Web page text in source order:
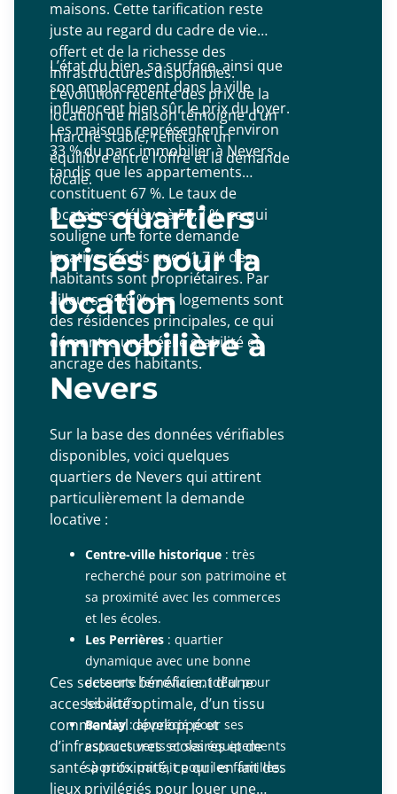
maisons. Cette tarification reste
juste au regard du cadre de vie
offert et de la richesse des
infrastructures disponibles.
L’évolution récente des prix de la
location de maison témoigne d’un
marché stable, reflétant un
équilibre entre l’offre et la demande
locale.
L’état du bien, sa surface, ainsi que
son emplacement dans la ville
influencent bien sûr le prix du loyer.
Les maisons représentent environ
33 % du parc immobilier à Nevers,
tandis que les appartements
constituent 67 %. Le taux de
locataires s’élève à 56,7 %, ce qui
souligne une forte demande
locative, tandis que 41,7 % des
habitants sont propriétaires. Par
ailleurs, 81,8 % des logements sont
des résidences principales, ce qui
démontre une réelle stabilité et
ancrage des habitants.
Les quartiers
prisés pour la
location
immobilière à
Nevers
Sur la base des données vérifiables
disponibles, voici quelques
quartiers de Nevers qui attirent
particulièrement la demande
locative :
Centre-ville historique : très
recherché pour son patrimoine et
sa proximité avec les commerces
et les écoles.
Les Perrières : quartier
dynamique avec une bonne
desserte ferroviaire, idéal pour
les actifs.
Banlay: apprécié pour ses
espaces verts et ses équipements
sportifs, parfait pour les familles.
Ces secteurs bénéficient d’une
accessibilité optimale, d’un tissu
commercial développé et
d’infrastructures scolaires et de
santé à proximité, ce qui en fait des
lieux privilégiés pour louer une